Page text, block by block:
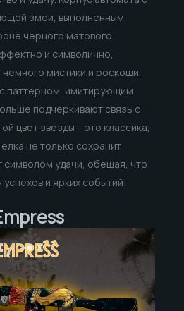
змеи, выполненным
черного матового
и символично,
мистики и роскоши.
паттерном, имитирующим
подчеркивают связь с
цвет звезды – это классика,
не только сохранит
символом удачи, обещая, что
и ярких событий!